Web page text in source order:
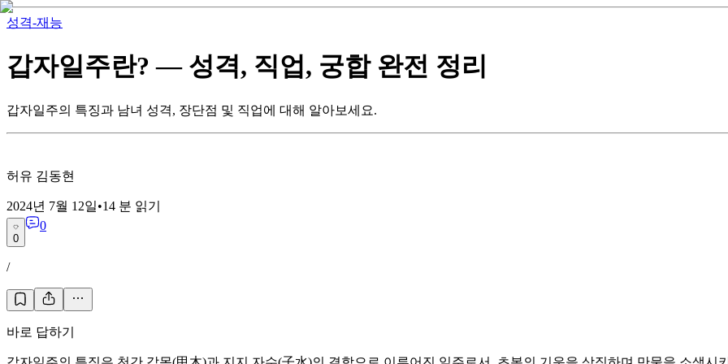
성격-재능
갑자일주란? — 성격, 직업, 궁합 완전 정리
갑자일주의 특징과 남녀 성격, 장단점 및 직업에 대해 알아보세요.
허유 김동현
2024년 7월 12일•14 분 읽기
0
0
/
바로 답하기